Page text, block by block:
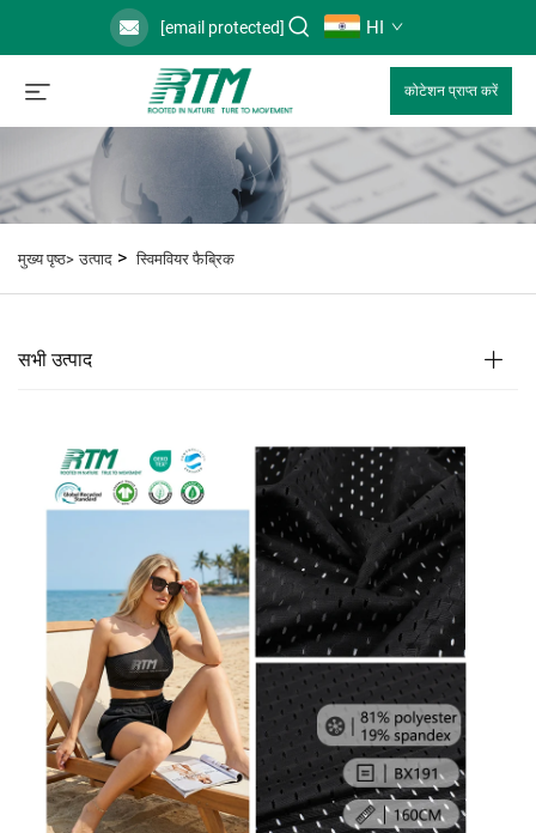
[email protected] HI
कोटेशन प्राप्त करें
मुख्य पृष्ठ> उत्पाद >स्विमवियर फैब्रिक
सभी उत्पाद